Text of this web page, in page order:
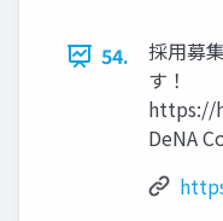
54.
採用募
す！
https://
DeNA